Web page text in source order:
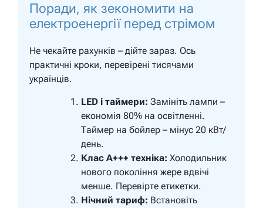
Поради, як зекономити на
електроенергії перед стрімом
Не чекайте рахунків – дійте зараз. Ось
практичні кроки, перевірені тисячами
українців.
LED і таймери: Замініть лампи –
економія 80% на освітленні.
Таймер на бойлер – мінус 20 кВт/
день.
Клас A+++ техніка: Холодильник
нового покоління жере вдвічі
менше. Перевірте етикетки.
Нічний тариф: Встановіть